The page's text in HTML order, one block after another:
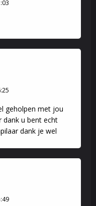
geholpen met jou
dank u bent echt
dank je wel